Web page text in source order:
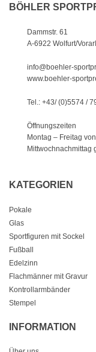
BÖHLER
Dammstr. 61
A-6922 Wolfurt/
info@boehler-
www.boehler-
Tel.: +43/ (0)5574 /
Öffnungszeiten
Montag – Freitag
Mittwochnachmittag
KATEGORIEN
Pokale
Glas
Sportfiguren mit Sockel
Fußball
Edelzinn
Flachmänner mit Gravur
Kontrollarmbänder
Stempel
INFORMATION